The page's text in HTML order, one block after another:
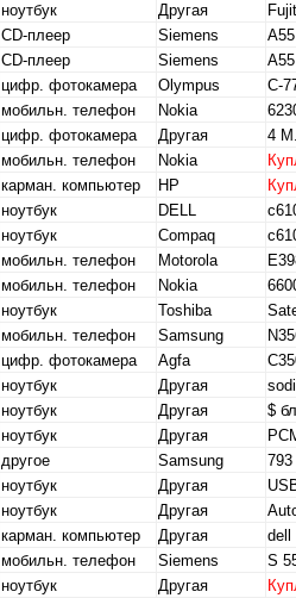
ноутбук Другая
CD-плеер Siemens
A55
CD-плеер Siemens
А55
цифр. фотокамера Olympus
C-
мобильн. телефон Nokia
цифр. фотокамера Другая
4
мобильн. телефон Nokia
карман. компьютер HP
ноутбук DELL
ноутбук Compaq
мобильн. телефон Motorola
мобильн. телефон Nokia
ноутбук Toshiba
мобильн. телефон Samsung
цифр. фотокамера Agfa
ноутбук Другая
ноутбук Другая
$
ноутбук Другая
другое Samsung
ноутбук Другая
ноутбук Другая
карман. компьютер Другая
dell
мобильн. телефон Siemens
S
ноутбук Другая